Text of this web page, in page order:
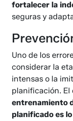
fortalecer la
seguras y
Uno de los
considerar la
intensas o la
planificación.
entrenamiento
planificado es